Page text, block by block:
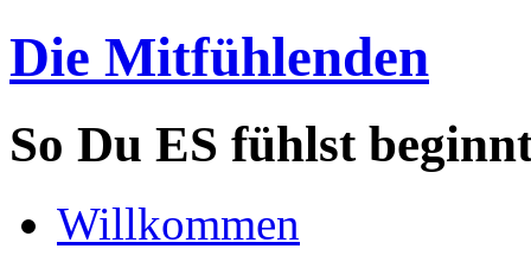
Die Mitfühlenden
So Du ES fühlst
Willkommen